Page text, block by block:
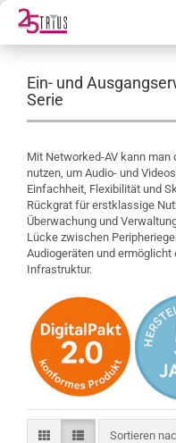
Ein- und
Serie
Mit Networked-AV kann
nutzen, um Audio- und
Einfachheit, Flexibilität und
Rückgrat für erstklassige
Überwachung und
Lücke zwischen
Audiogeräten und ermöglicht
Infrastruktur.
Sortieren
Sortieren